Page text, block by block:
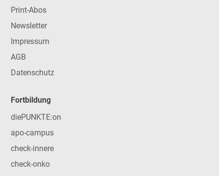
Print-Abos
Newsletter
Impressum
AGB
Datenschutz
Fortbildung
diePUNKTE:on
apo-campus
check-innere
check-onko